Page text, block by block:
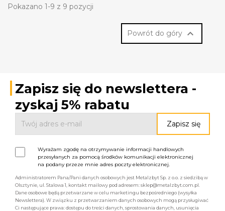
Pokazano 1-9 z 9 pozycji
Powrót do góry 
Zapisz się do newslettera -
zyskaj 5% rabatu
Wyrażam zgodę na otrzymywanie informacji handlowych
przesyłanych za pomocą środków komunikacji elektronicznej
na podany przeze mnie adres poczty elektronicznej.
Administratorem Pana/Pani danych osobowych jest Metalzbyt Sp. z o.o. z siedzibą w
Olsztynie, ul. Stalowa 1, kontakt mailowy pod adresem: sklep@metalzbyt.com.pl.
Dane osobowe będą przetwarzane w celu marketingu bezpośredniego (wysyłka
Newslettera). W związku z przetwarzaniem danych osobowych mogą przysługiwać
Ci następujące prawa: dostępu do treści danych, sprostowania danych, usunięcia